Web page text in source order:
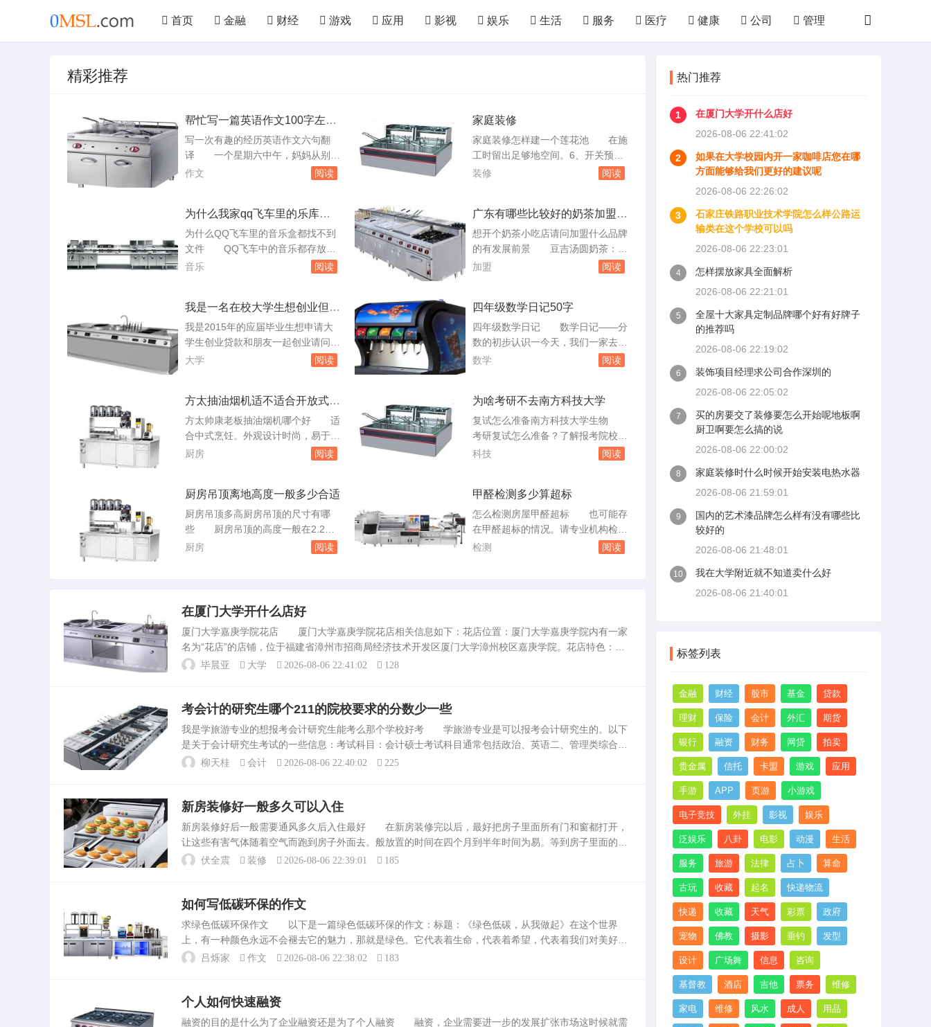
首页 金融 财经 游戏 应用 影视 娱乐 生活 服务 医疗 健康 公司 管理
精彩推荐
帮忙写一篇英语作文100字左右
再说下意思
写一次有趣的经历英语作文六句翻
译 一个星期六中午，妈妈从别人
家抱来了一只小狗，我又蹦又跳，高
到我，两只眼睛睁的大大的，好想再
说“谁也不要接近我，否则小心我的
爪子。”我试着慢慢的接近它，轻轻
的抚摸它，给它喂食。后来我们经过
作文 阅读
家庭装修
家庭装修怎样建一个莲花池 在施
工时留出足够地空间。6、开关预留
电源插座至少距离地面高750px，开
好几股线能承受。如果这块实在没概
念，就找专业人士咨询一下。家庭装
修主要的这=几=部份，这里面的装
修小细节你把握住了，相信整体装
装修 阅读
为什么我家qq飞车里的乐库音
乐不能播放
为什么QQ飞车里的音乐盒都找不到
文件 QQ飞车中的音乐都存放在
主目录中的“Sounds”文件夹中，格
用“格式化工厂软件”进行格式转换。
为什么我家QQ飞车音乐播放器放不
起来歌 重装试试我的QQ飞车为
什么没有音乐乐库里一首歌也没有刷
音乐 阅读
广东有哪些比较好的奶茶加盟品
牌
想开个奶茶小吃店请问加盟什么品牌
的有发展前景 豆吉汤圆奶茶：豆
吉首创汤圆奶茶，将中国传统小吃，
然发酵的川渝特产酒酿，味型丰富，
口感软糯。汤圆奶茶品类，新赛道，
新商机。在选择加盟品牌时，还需要
考虑到自身的资金状况、所在地区的
加盟 阅读
我是一名在校大学生想创业但是
需要资金请问我可以通过哪种途
径
我是2015年的应届毕业生想申请大
学生创业贷款和朋友一起创业请问
提供创业贷款、培训和其他支持。
投资公司：如果你的创业项目有足够
的潜力，你也可以尝试向风险投资公
司寻求资金。但请注意，这种方式通
常需要你放弃一部分股权。总的来
大学 阅读
四年级数学日记50字
四年级数学日记 数学日记——分
数的初步认识一今天，我们一家去龙
港的肯德基去吃全家套餐。到了那
桶大套餐。里面有12个鸡腿，我
想：怎么平均分呢？这时，我想起除
法12÷3=4。我们每人四个鸡腿，我
后来又吃了老妈的1个鸡腿，阿姨
数学 阅读
方太抽油烟机适不适合开放式厨
房
方太帅康老板抽油烟机哪个好 适
合中式烹饪。外观设计时尚，易于清
洁，适合现代厨房。帅康抽油烟机：
油烟机通常具有较大的风量和较高的
排烟效率，适合开放式厨房。价格相
对较为亲民，性价比较高。综上所
述，方太和帅康都是值得推荐的抽
厨房 阅读
为啥考研不去南方科技大学
复试怎么准备南方科技大学生物
考研复试怎么准备？了解报考院校专
业往年的英语口试形式各院校各专业
原因是什么？2、在相关事件中，得
到什么经验教训，你假如是案例的主
人公，如何更有效的把工作做到更
好. 案例分析要避免主观随意。南
科技 阅读
厨房吊顶离地高度一般多少合适
厨房吊顶多高厨房吊顶的尺寸有哪
些 厨房吊顶的高度一般在2.2米
到2.4米之间，具体的尺寸包括吊顶
离地面的距离是2.4-2.6米左右。厨
房吊顶尺寸和高度要取决于厨房大
小，如果你是大厨房就不要过高，会
稍显冷...
厨房 阅读
甲醛检测多少算超标
怎么检测房屋甲醛超标 也可能存
在甲醛超标的情况。请专业机构检测
这是最准确的方法。可以选择具有C
醛检测仪器，如甲醛检测盒。如何检
测甲醛超标 你...
检测 阅读
在厦门大学开什么店好
厦门大学嘉庚学院花店 厦门大学嘉庚学院花店相关信息如下：花店位置：厦门大学嘉庚学院内有一家
名为“花店”的店铺，位于福建省漳州市招商局经济技术开发区厦门大学漳州校区嘉庚学院。花店特色：该
花店提供各种鲜花和盆栽，满足不同顾客的需求。店内环境优雅，布置得如同一个小花园，给人一种宁静
毕晨亚 大学 2026-08-06 22:41:02 128
考会计的研究生哪个211的院校要求的分数少一些
我是学旅游专业的想报考会计研究生能考么那个学校好考 学旅游专业是可以报考会计研究生的。以下
是关于会计研究生考试的一些信息：考试科目：会计硕士考试科目通常包括政治、英语二、管理类综合能
力。总分300分，国家复试分数线大约在180-190左右。招生学校：一般来说，偏远地区的学校，特别是B
柳天桂 会计 2026-08-06 22:40:02 225
新房装修好一般多久可以入住
新房装修好后一般需要通风多久后入住最好 在新房装修完以后，最好把房子里面所有门和窗都打开，
让这些有害气体随着空气而跑到房子外面去。般放置的时间在四个月到半年时间为易。等到房子里面的气
味完全没有了，那就可以入住了。很多时候房子已经装修了半年甚至近一年时间了，但是打开房门以后，
伏全震 装修 2026-08-06 22:39:01 185
如何写低碳环保的作文
求绿色低碳环保作文 以下是一篇绿色低碳环保的作文：标题：《绿色低碳，从我做起》在这个世界
上，有一种颜色永远不会褪去它的魅力，那就是绿色。它代表着生命，代表着希望，代表着我们对美好未
来的憧憬。然而，随着工业化的发展，我们的地球母亲正在遭受前所未有的伤害。环境污染、资源枯竭、
吕烁家 作文 2026-08-06 22:38:02 183
个人如何快速融资
融资的目的是什么为了企业融资还是为了个人融资 融资，企业需要进一步的发展扩张市场这时候就需
热门推荐
1
在厦门大学开什么店好
2026-08-06 22:41:02
2
如果在大学校园内开一家咖啡店您在哪
方面能够给我们更好的建议呢
2026-08-06 22:26:02
3
石家庄铁路职业技术学院怎么样公路运
输类在这个学校可以吗
2026-08-06 22:23:01
4
怎样摆放家具全面解析
2026-08-06 22:21:01
5
全屋十大家具定制品牌哪个好有好牌子
的推荐吗
2026-08-06 22:19:02
6
装饰项目经理求公司合作深圳的
2026-08-06 22:05:02
7
买的房要交了装修要怎么开始呢地板啊
厨卫啊要怎么搞的说
2026-08-06 22:00:02
8
家庭装修时什么时候开始安装电热水器
2026-08-06 21:59:01
9
国内的艺术漆品牌怎么样有没有哪些比
较好的
2026-08-06 21:48:01
10
我在大学附近就不知道卖什么好
2026-08-06 21:40:01
标签列表
金融 财经 股市 基金 贷款
理财 保险 会计 外汇 期货
银行 融资 财务 网贷 拍卖
贵金属 信托 卡盟 游戏 应用
手游 APP 页游 小游戏
电子竞技 外挂 影视 娱乐
泛娱乐 八卦 电影 动漫 生活
服务 旅游 法律 占卜 算命
古玩 收藏 起名 快递物流
快递 收藏 天气 彩票 政府
宠物 佛教 摄影 垂钓 发型
设计 广场舞 信息 咨询
基督教 酒店 吉他 票务 维修
家电 维修 风水 成人 用品